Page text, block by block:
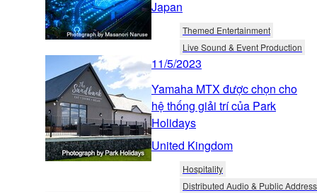
Japan
Themed Entertainment
Live Sound & Event Production
11/5/2023
Yamaha MTX được chọn cho
hệ thống giải trí của Park
Holidays
United Kingdom
Hospitality
Distributed Audio & Public Address